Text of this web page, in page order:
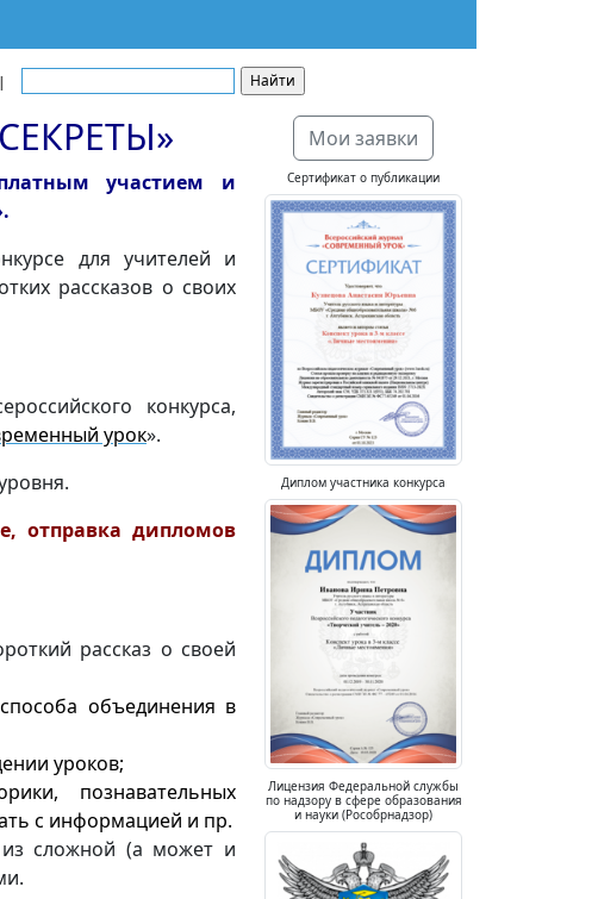
участием и
для учителей и
рассказов о своих
конкурса,
урок».
отправка дипломов
рассказ о своей
объединения в
уроков;
познавательных
с информацией и пр.
сложной (а может и
Мои заявки
Сертификат о публикации
Диплом участника конкурса
Лицензия Федеральной службы
по надзору в сфере образования
и науки (Рособрнадзор)